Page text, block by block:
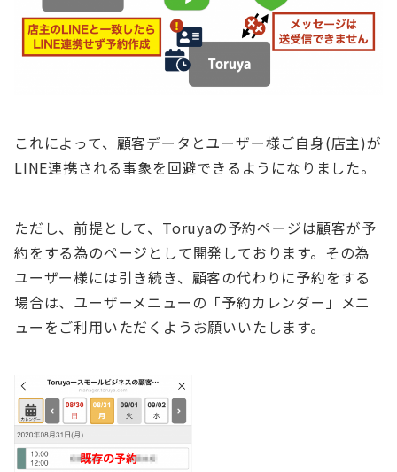
これによって、顧客データとユーザー様ご自身(店主)が
LINE連携される事象を回避できるようになりました。
ただし、前提として、Toruyaの予約ページは顧客が予
約をする為のページとして開発しております。その為
ユーザー様には引き続き、顧客の代わりに予約をする
場合は、ユーザーメニューの「予約カレンダー」メニ
ューをご利用いただくようお願いいたします。